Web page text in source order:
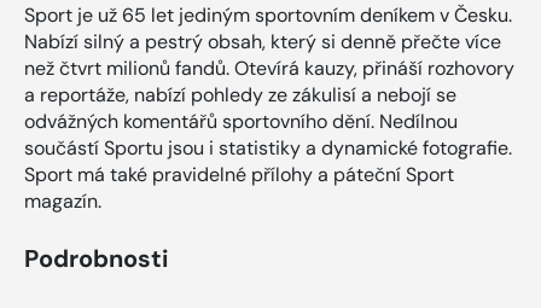
Sport je už 65 let jediným sportovním deníkem v Česku.
Nabízí silný a pestrý obsah, který si denně přečte více
než čtvrt milionů fandů. Otevírá kauzy, přináší rozhovory
a reportáže, nabízí pohledy ze zákulisí a nebojí se
odvážných komentářů sportovního dění. Nedílnou
součástí Sportu jsou i statistiky a dynamické fotografie.
Sport má také pravidelné přílohy a páteční Sport
magazín.
Podrobnosti